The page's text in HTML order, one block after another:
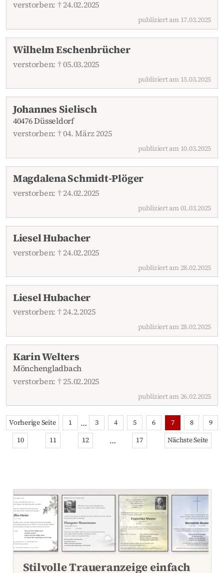
verstorben: † 24.02.2025
publiziert am 17.03.2025
Wilhelm Eschenbrücher
verstorben: † 05.03.2025
publiziert am 15.03.2025
Johannes Sielisch
40476 Düsseldorf
verstorben: † 04. März 2025
publiziert am 10.03.2025
Magdalena Schmidt-Plöger
verstorben: † 24.02.2025
publiziert am 01.03.2025
Liesel Hubacher
verstorben: † 24.02.2025
publiziert am 28.02.2025
Liesel Hubacher
verstorben: † 24.2.2025
publiziert am 28.02.2025
Karin Welters
Mönchengladbach
verstorben: † 25.02.2025
publiziert am 26.02.2025
Vorherige Seite 1 … 3 4 5 6 7 8
9
10
11 12 … 17 Nächste Seite
Stilvolle Traueranzeige einfach